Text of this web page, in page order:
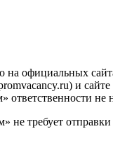
на официальных
и
не
не требует